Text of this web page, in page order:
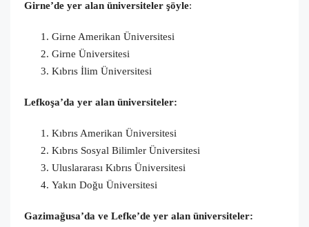
Girne’de yer alan üniversiteler şöyle:
Girne Amerikan Üniversitesi
Girne Üniversitesi
Kıbrıs İlim Üniversitesi
Lefkoşa’da yer alan üniversiteler:
Kıbrıs Amerikan Üniversitesi
Kıbrıs Sosyal Bilimler Üniversitesi
Uluslararası Kıbrıs Üniversitesi
Yakın Doğu Üniversitesi
Gazimağusa’da ve Lefke’de yer alan üniversiteler: